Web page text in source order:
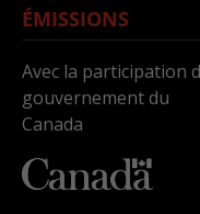
ÉMISSIONS
Avec la participation
gouvernement du
Canada